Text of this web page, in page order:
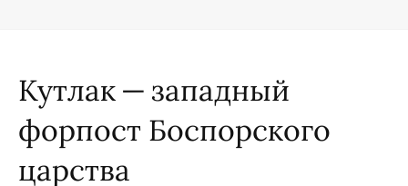
Кутлак — западный
форпост Боспорского
царства